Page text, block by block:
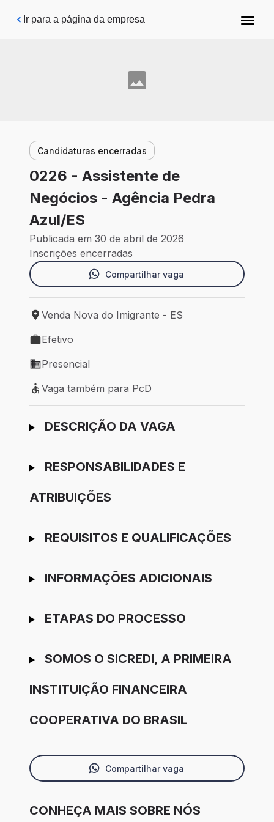
Pular para o conteúdo principal
Ir para a página da empresa
Candidaturas encerradas
0226 - Assistente de
Negócios - Agência Pedra
Azul/ES
Publicada em 30 de abril de 2026
Inscrições encerradas
Compartilhar vaga
Local de trabalho: Venda Nova do Imigrante - ES
Venda Nova do Imigrante - ES
Tipo de vaga: Efetivo
Efetivo
Modelo de trabalho: Presencial
Presencial
Vaga também para PcD
Vaga também para PcD
Ir para candidatura
DESCRIÇÃO DA VAGA
RESPONSABILIDADES E
ATRIBUIÇÕES
REQUISITOS E QUALIFICAÇÕES
INFORMAÇÕES ADICIONAIS
ETAPAS DO PROCESSO
SOMOS O SICREDI, A PRIMEIRA
INSTITUIÇÃO FINANCEIRA
COOPERATIVA DO BRASIL
Compartilhar vaga
CONHEÇA MAIS SOBRE NÓS